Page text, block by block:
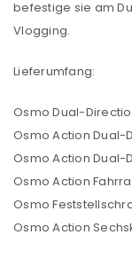
befestige sie am
Vlogging.
Lieferumfang:
Osmo Dual-
Osmo Action Dual-
Osmo Action Dual-
Osmo Action
Osmo
Osmo Action